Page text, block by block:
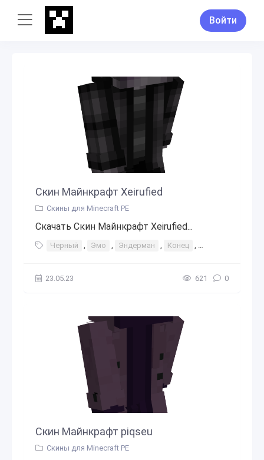
Войти
Скин Майнкрафт Xeirufied
Скины для Minecraft PE
Скачать Скин Майнкрафт Xeirufied...
Черный , Эмо , Эндерман , Конец , Шейди
23.05.23 621 0
Скин Майнкрафт piqseu
Скины для Minecraft PE